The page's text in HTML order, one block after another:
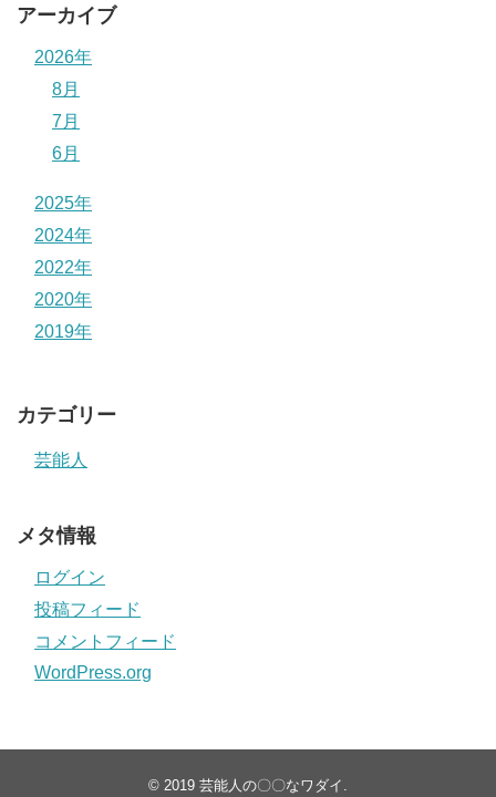
アーカイブ
2026年
8月
7月
6月
2025年
2024年
2022年
2020年
2019年
カテゴリー
芸能人
メタ情報
ログイン
投稿フィード
コメントフィード
WordPress.org
© 2019 芸能人の〇〇なワダイ